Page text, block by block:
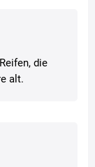
die
alt.